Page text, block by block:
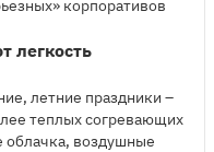
корпоративов
легкость
летние праздники –
теплых согревающих
облачка, воздушные